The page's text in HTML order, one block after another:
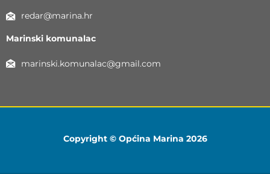
redar@marina.hr
Marinski komunalac
marinski.komunalac@gmail.com
Copyright © Općina Marina 2026